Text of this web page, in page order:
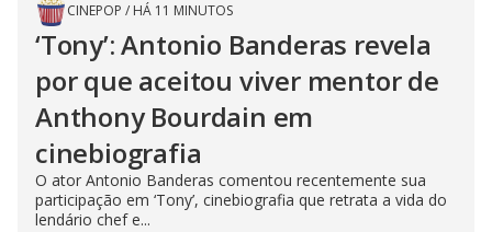
CINEPOP / HÁ 11 MINUTOS
‘Tony’: Antonio Banderas revela
por que aceitou viver mentor de
Anthony Bourdain em
cinebiografia
O ator Antonio Banderas comentou recentemente sua
participação em ‘Tony’, cinebiografia que retrata a vida do
lendário chef e...